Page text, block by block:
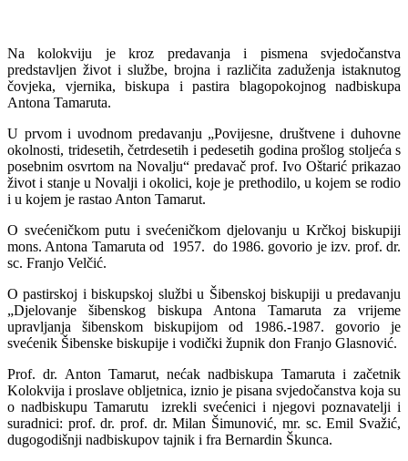
Na kolokviju je kroz predavanja i pismena svjedočanstva
predstavljen život i službe, brojna i različita zaduženja istaknutog
čovjeka, vjernika, biskupa i pastira blagopokojnog nadbiskupa
Antona Tamaruta.
U prvom i uvodnom predavanju „Povijesne, društvene i duhovne
okolnosti, tridesetih, četrdesetih i pedesetih godina prošlog stoljeća s
posebnim osvrtom na Novalju“ predavač prof. Ivo Oštarić prikazao
život i stanje u Novalji i okolici, koje je prethodilo, u kojem se rodio
i u kojem je rastao Anton Tamarut.
O svećeničkom putu i svećeničkom djelovanju u Krčkoj biskupiji
mons. Antona Tamaruta od 1957. do 1986. govorio je izv. prof. dr.
sc. Franjo Velčić.
O pastirskoj i biskupskoj službi u Šibenskoj biskupiji u predavanju
„Djelovanje šibenskog biskupa Antona Tamaruta za vrijeme
upravljanja šibenskom biskupijom od 1986.-1987. govorio je
svećenik Šibenske biskupije i vodički župnik don Franjo Glasnović.
Prof. dr. Anton Tamarut, nećak nadbiskupa Tamaruta i začetnik
Kolokvija i proslave obljetnica, iznio je pisana svjedočanstva koja su
o nadbiskupu Tamarutu izrekli svećenici i njegovi poznavatelji i
suradnici: prof. dr. prof. dr. Milan Šimunović, mr. sc. Emil Svažić,
dugogodišnji nadbiskupov tajnik i fra Bernardin Škunca.